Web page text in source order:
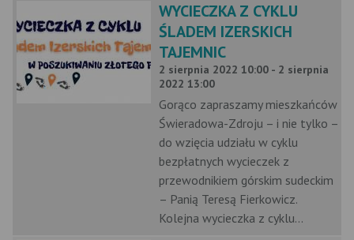
WYCIECZKA Z CYKLU
ŚLADEM IZERSKICH
TAJEMNIC
2 sierpnia 2022 10:00 - 2 sierpnia
2022 13:00
Gorąco zapraszamy mieszkańców
Świeradowa-Zdroju – i nie tylko –
do wzięcia udziału w cyklu
bezpłatnych wycieczek z
przewodnikiem górskim sudeckim
– Panią Teresą Fierkowicz.
Kolejna wycieczka z cyklu...